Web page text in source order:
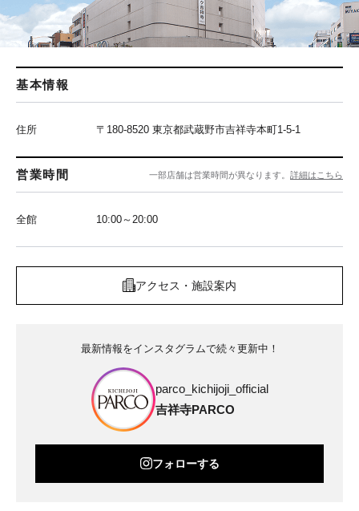
基本情報
住所 〒180-8520 東京都武蔵野市吉祥寺本町1-5-1
営業時間 一部店舗は営業時間が異なります。 詳細はこちら
全館 10:00～20:00
アクセス・施設案内
最新情報をインスタグラムで続々更新中！
parco_kichijoji_official
吉祥寺PARCO
フォローする